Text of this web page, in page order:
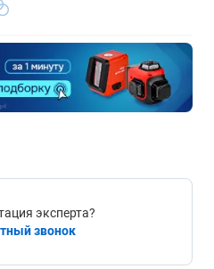
эксперта?
звонок